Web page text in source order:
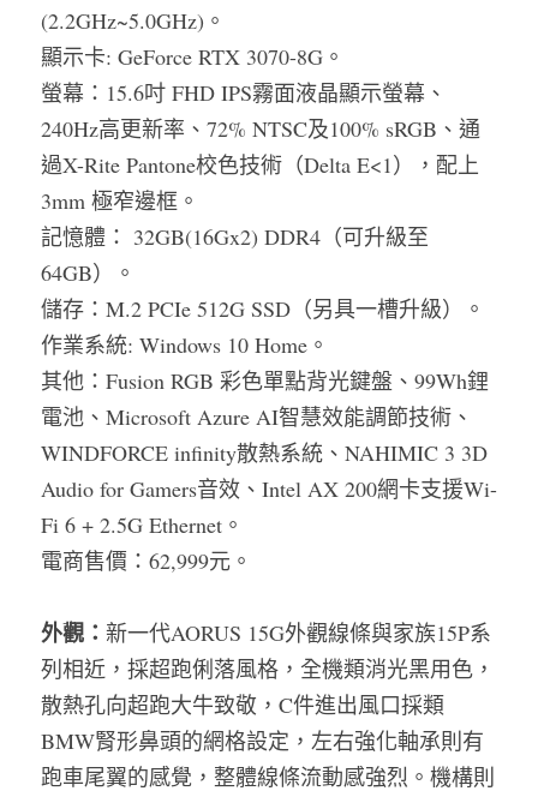
(2.2GHz~5.0GHz)。
顯示卡: GeForce RTX 3070-8G。
螢幕：15.6吋 FHD IPS霧面液晶顯示螢幕、
240Hz高更新率、72% NTSC及100% sRGB、通
過X-Rite Pantone校色技術（Delta E<1），配上
3mm 極窄邊框。
記憶體： 32GB(16Gx2) DDR4（可升級至
64GB）。
儲存：M.2 PCIe 512G SSD（另具一槽升級）。
作業系統: Windows 10 Home。
其他：Fusion RGB 彩色單點背光鍵盤、99Wh鋰
電池、Microsoft Azure AI智慧效能調節技術、
WINDFORCE infinity散熱系統、NAHIMIC 3 3D
Audio for Gamers音效、Intel AX 200網卡支援Wi-
Fi 6 + 2.5G Ethernet。
電商售價：62,999元。
外觀： 新一代AORUS 15G外觀線條與家族15P系
列相近，採超跑俐落風格，全機類消光黑用色，
散熱孔向超跑大牛致敬，C件進出風口採類
BMW腎形鼻頭的網格設定，左右強化軸承則有
跑車尾翼的感覺，整體線條流動感強烈。機構則